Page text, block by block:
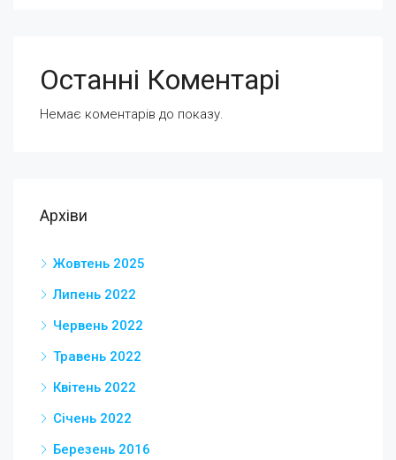
Останні Коментарі
Немає коментарів до показу.
Архіви
Жовтень 2025
Липень 2022
Червень 2022
Травень 2022
Квітень 2022
Січень 2022
Березень 2016